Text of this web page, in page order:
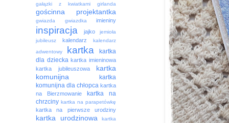
gałązki z kwiatkami girlanda
gościnna projektantka
gwiazda gwiazdka imieniny
inspiracja jajko
jemioła
jubileusz
kalendarz
kalendarz
adwentowy
kartka
kartka
dla dziecka kartka imieninowa
kartka jubileuszowa
kartka
komunijna
kartka
komunijna dla chłopca kartka
na Bierzmowanie
kartka na
chrzciny kartka na parapetówkę
kartka na pierwsze urodziny
kartka urodzinowa
kartka